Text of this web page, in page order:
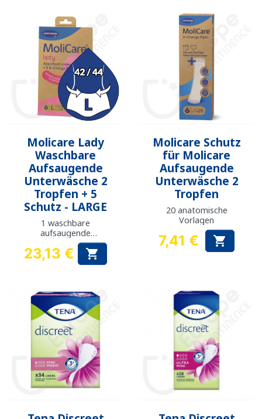
Molicare Lady
Waschbare
Aufsaugende
Unterwäsche 2
Tropfen + 5
Schutz - LARGE
1 waschbare
aufsaugende
unterwäsche + 5
Schutz
Preis
23,13 € 
Molicare Schutz
für Molicare
Aufsaugende
Unterwäsche 2
Tropfen
20 anatomische
Vorlagen
Preis
7,41 € 